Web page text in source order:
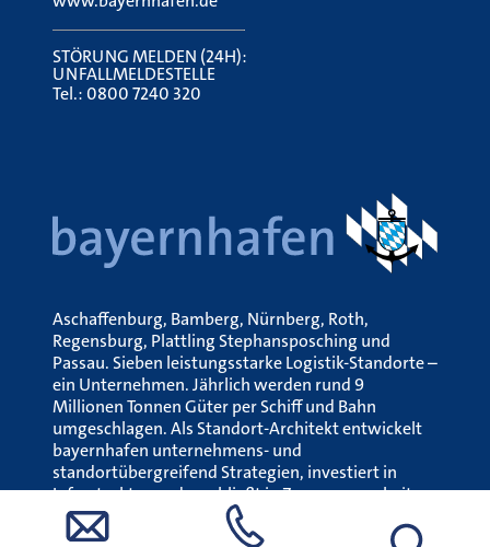
STÖRUNG MELDEN (24H):
UNFALLMELDESTELLE
Tel.:0800 7240 320
Aschaffenburg, Bamberg, Nürnberg, Roth,
Regensburg, Plattling Stephansposching und
Passau. Sieben leistungsstarke Logistik-Standorte –
ein Unternehmen. Jährlich werden rund 9
Millionen Tonnen Güter per Schiff und Bahn
umgeschlagen. Als Standort-Architekt entwickelt
bayernhafen unternehmens- und
standortübergreifend Strategien, investiert in
Infrastruktur und erschließt in Zusammenarbeit
mit den Hafenansiedlern neue
Wertschöpfungspotenziale.